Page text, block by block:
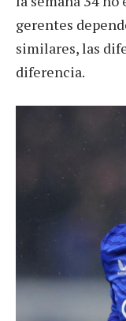
gerentes
similares, las
diferencia.